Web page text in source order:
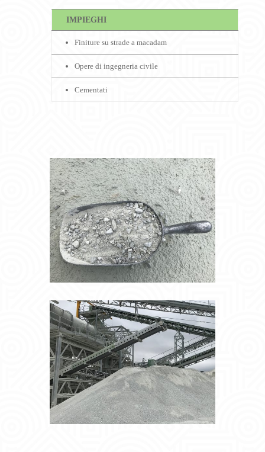
IMPIEGHI
Finiture su strade a macadam
Opere di ingegneria civile
Cementati